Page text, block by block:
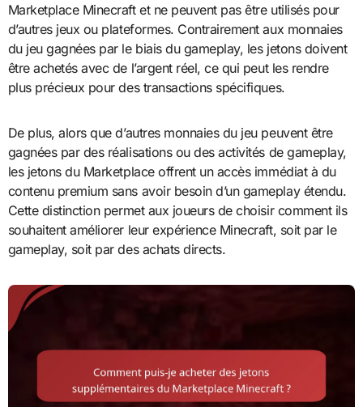
Marketplace Minecraft et ne peuvent pas être utilisés pour
d’autres jeux ou plateformes. Contrairement aux monnaies
du jeu gagnées par le biais du gameplay, les jetons doivent
être achetés avec de l’argent réel, ce qui peut les rendre
plus précieux pour des transactions spécifiques.
De plus, alors que d’autres monnaies du jeu peuvent être
gagnées par des réalisations ou des activités de gameplay,
les jetons du Marketplace offrent un accès immédiat à du
contenu premium sans avoir besoin d’un gameplay étendu.
Cette distinction permet aux joueurs de choisir comment ils
souhaitent améliorer leur expérience Minecraft, soit par le
gameplay, soit par des achats directs.